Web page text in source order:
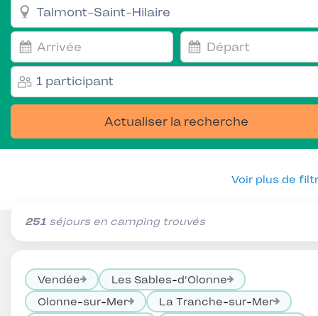
1 participant
Actualiser la recherche
Voir plus de
251 séjours en camping trouvés
Vendée
Les Sables-d'Olonne
Olonne-sur-Mer
La Tranche-sur-Mer